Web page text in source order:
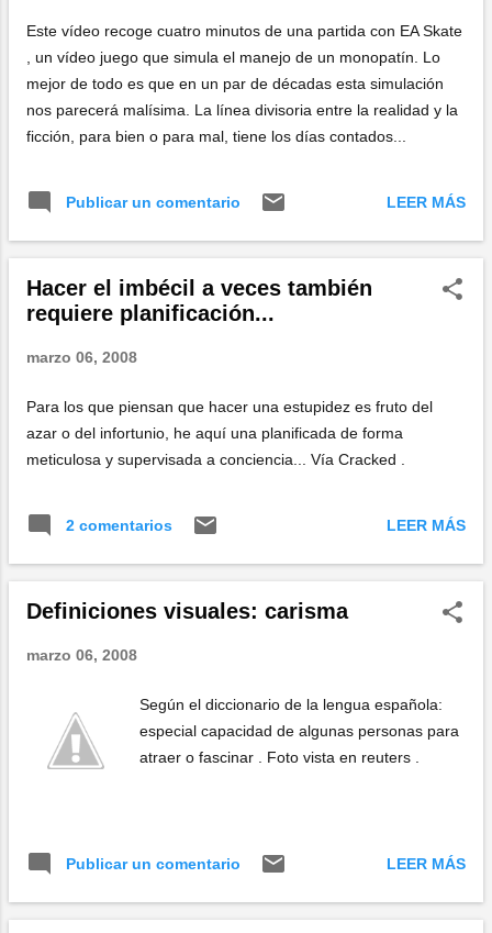
que se han venido desarrollando modelos matemáticos desde
hace 15 años para demostrar esta perogrullada .
Este vídeo recoge cuatro minutos de una partida con EA Skate
, un vídeo juego que simula el manejo de un monopatín. Lo
mejor de todo es que en un par de décadas esta simulación
nos parecerá malísima. La línea divisoria entre la realidad y la
ficción, para bien o para mal, tiene los días contados...
Publicar un comentario LEER MÁS
Hacer el imbécil a veces también
requiere planificación...
marzo 06, 2008
Para los que piensan que hacer una estupidez es fruto del
azar o del infortunio, he aquí una planificada de forma
meticulosa y supervisada a conciencia... Vía Cracked .
2 comentarios LEER MÁS
Definiciones visuales: carisma
marzo 06, 2008
Según el diccionario de la lengua española:
especial capacidad de algunas personas para
atraer o fascinar . Foto vista en reuters .
Publicar un comentario LEER MÁS